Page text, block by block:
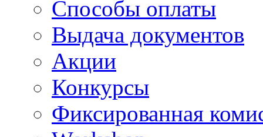
Способы оплаты
Выдача документов
Акции
Конкурсы
Фиксированная